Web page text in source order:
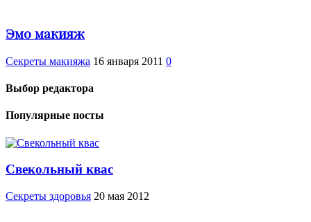
Эмо макияж
Секреты макияжа 16 января 2011 0
Выбор редактора
Популярные посты
Свекольный квас
Cекреты здоровья 20 мая 2012